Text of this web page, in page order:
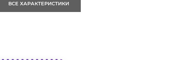
ВСЕ ХАРАКТЕРИСТИКИ